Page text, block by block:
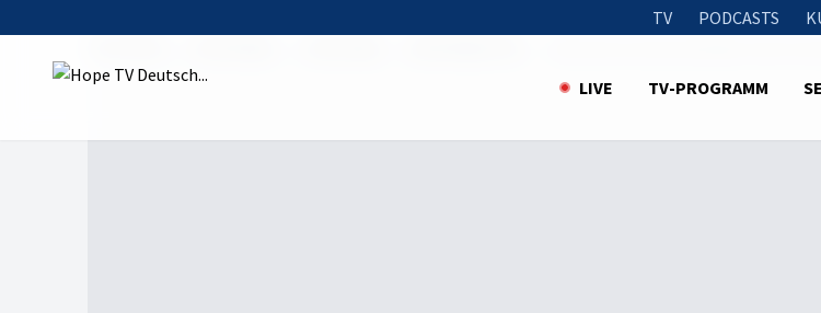
TV PODCASTS
LIVE TV-PROGRAMM